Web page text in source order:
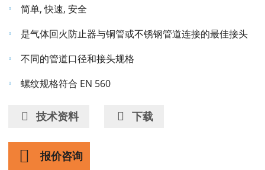
简单, 快速, 安全
是气体回火防止器与铜管或不锈钢管道连接的最佳接头
不同的管道口径和接头规格
螺纹规格符合 EN 560
技术资料 下载
报价咨询